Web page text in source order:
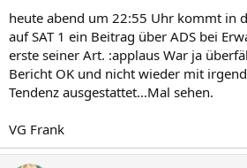
heute abend um 22:55 Uhr kommt in
auf SAT 1 ein Beitrag über ADS bei
erste seiner Art. :applaus War ja
Bericht OK und nicht wieder mit
Tendenz ausgestattet...Mal sehen.
VG Frank